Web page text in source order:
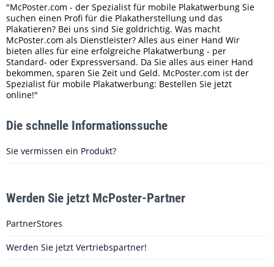
"McPoster.com - der Spezialist für mobile Plakatwerbung Sie
suchen einen Profi für die Plakatherstellung und das
Plakatieren? Bei uns sind Sie goldrichtig. Was macht
McPoster.com als Dienstleister? Alles aus einer Hand Wir
bieten alles für eine erfolgreiche Plakatwerbung - per
Standard- oder Expressversand. Da Sie alles aus einer Hand
bekommen, sparen Sie Zeit und Geld. McPoster.com ist der
Spezialist für mobile Plakatwerbung: Bestellen Sie jetzt
online!"
Die schnelle Informationssuche
Sie vermissen ein Produkt?
Werden Sie jetzt McPoster-Partner
PartnerStores
Werden Sie jetzt Vertriebspartner!